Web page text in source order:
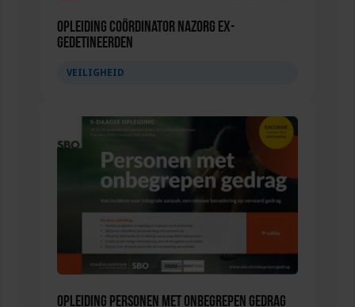
Opleiding Coördinator nazorg ex-
gedetineerden
VEILIGHEID
Opleiding Personen met onbegrepen gedrag